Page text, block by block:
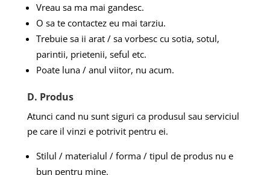
Vreau sa ma mai gandesc.
O sa te contactez eu mai tarziu.
Trebuie sa ii arat / sa vorbesc cu sotia, sotul,
parintii, prietenii, seful etc.
Poate luna / anul viitor, nu acum.
D. Produs
Atunci cand nu sunt siguri ca produsul sau serviciul
pe care il vinzi e potrivit pentru ei.
Stilul / materialul / forma / tipul de produs nu e
bun pentru mine.